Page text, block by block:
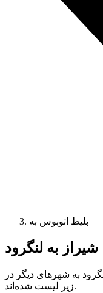
بلیط اتوبوس به
به لنگرود
به شهرهای دیگر در
زیر لیست شده‌اند.